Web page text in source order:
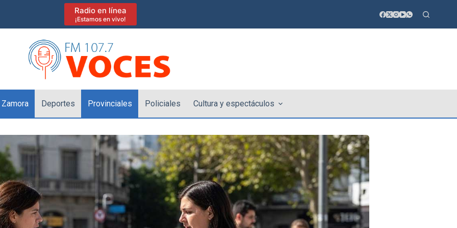
Radio en línea
¡Estamos en vivo!
Deportes Provinciales Policiales Cultura y espectáculos